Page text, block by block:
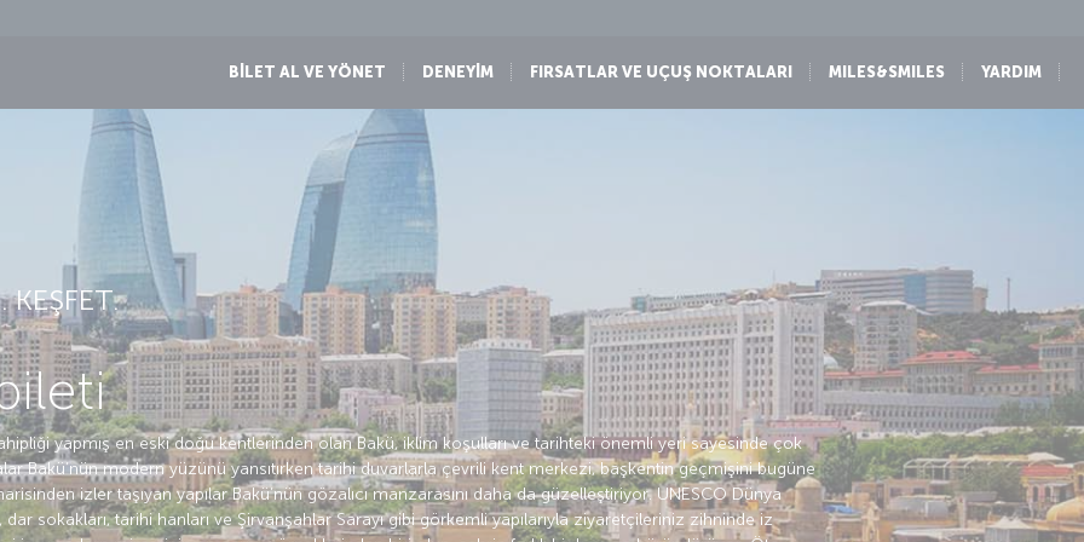
BİLET AL VE YÖNET DENEYİM FIRSATLAR VE UÇUŞ NOKTALARI MILES&SMILES YARDIM
KEŞFET.
yapmış en eski doğu kentlerinden olan Bakü, iklim koşulları ve tarihteki önemli yeri sayesinde çok
Bakü’nün modern yüzünü yansıtırken tarihi duvarlarla çevrili kent merkezi, başkentin geçmişini bugüne
izler taşıyan yapılar Bakü’nün gözalıcı manzarasını daha da güzelleştiriyor. UNESCO Dünya
sokakları, tarihi hanları ve Şirvanşahlar Sarayı gibi görkemli yapılarıyla ziyaretçileriniz zihninde iz